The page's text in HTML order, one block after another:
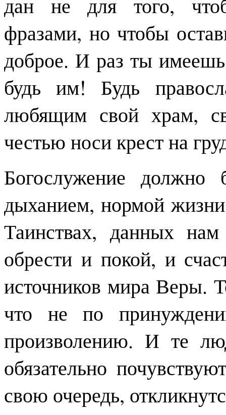
фразами, но чтобы
доброе. И раз ты имеешь
будь им! Будь
любящим свой храм,
честью носи крест на
Богослужение должно
дыханием, нормой
Таинствах, данных
обрести и покой, и
источников мира Веры.
что не по
произволению. И те
обязательно
свою очередь,